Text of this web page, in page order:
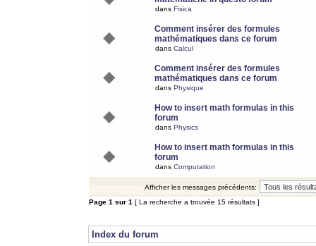
dans Fisica
Comment insérer des formules
mathématiques dans ce forum
dans Calcul
Comment insérer des formules
mathématiques dans ce forum
dans Physique
How to insert math formulas in this
forum
dans Physics
How to insert math formulas in this
forum
dans Computation
Afficher les messages précédents:
Page 1 sur 1 [ La recherche a trouvée 15 résultats ]
Index du forum